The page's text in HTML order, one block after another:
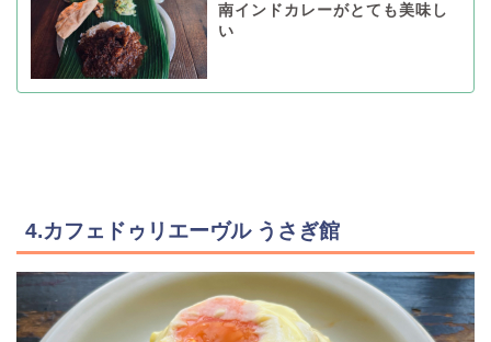
南インドカレーがとても美味し
い
4.カフェドゥリエーヴル うさぎ館